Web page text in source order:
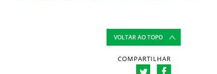
VOLTAR AO TOPO
COMPARTILHAR